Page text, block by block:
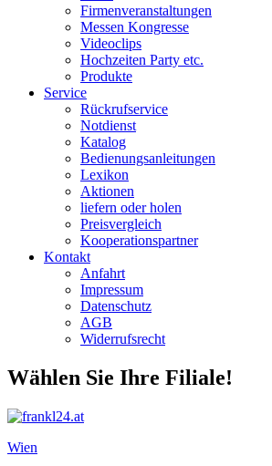
Firmenveranstaltungen
Messen Kongresse
Videoclips
Hochzeiten Party etc.
Produkte
Service
Rückrufservice
Notdienst
Katalog
Bedienungsanleitungen
Lexikon
Aktionen
liefern oder holen
Preisvergleich
Kooperationspartner
Kontakt
Anfahrt
Impressum
Datenschutz
AGB
Widerrufsrecht
Wählen Sie Ihre Filiale!
Wien